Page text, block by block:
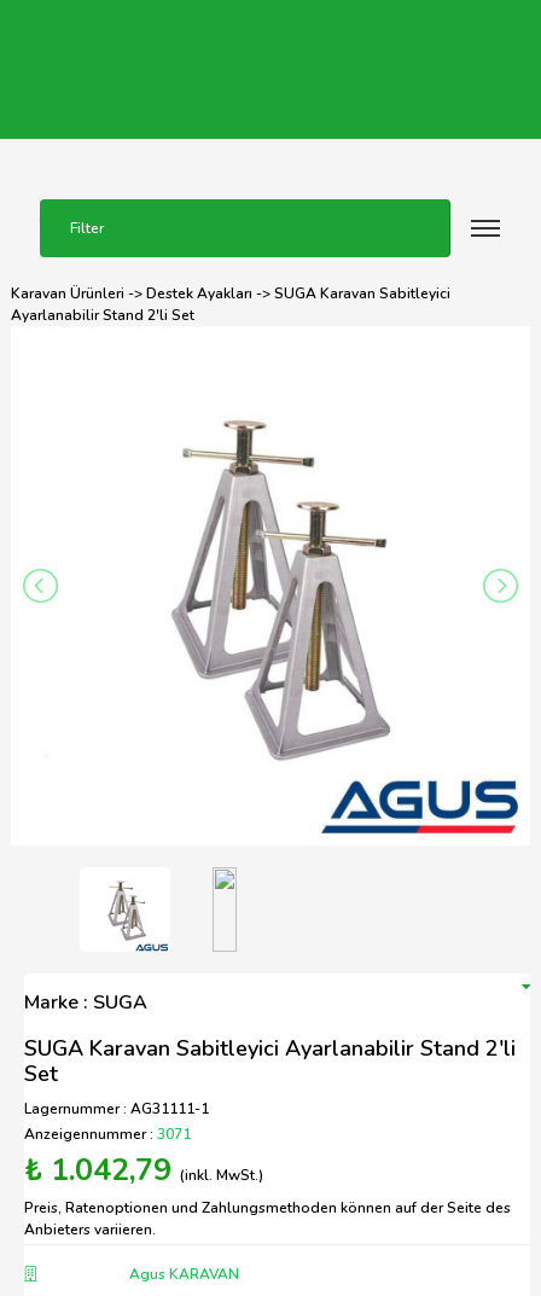
Filter
Karavan Ürünleri ->Destek Ayakları -> SUGA Karavan Sabitleyici
Ayarlanabilir Stand 2'li Set
Marke : SUGA
SUGA Karavan Sabitleyici Ayarlanabilir Stand 2'li
Set
Lagernummer : AG31111-1
Anzeigennummer : 3071
₺ 1.042,79 (inkl. MwSt.)
Preis, Ratenoptionen und Zahlungsmethoden können auf der Seite des
Anbieters variieren.
Agus KARAVAN